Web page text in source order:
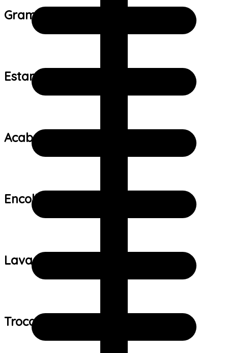
Gramatura do tecido:
Estampa:
Acabamento:
Encolhimento:
Lavagem:
Trocas e devoluções: